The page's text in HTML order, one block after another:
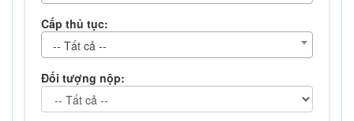
Cấp thủ tục:
-- Tất cả --
Đối tượng nộp: